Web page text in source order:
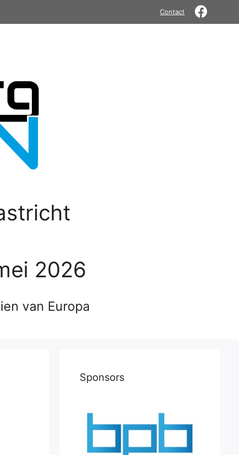
Contact
2026
van Europa
Sponsors